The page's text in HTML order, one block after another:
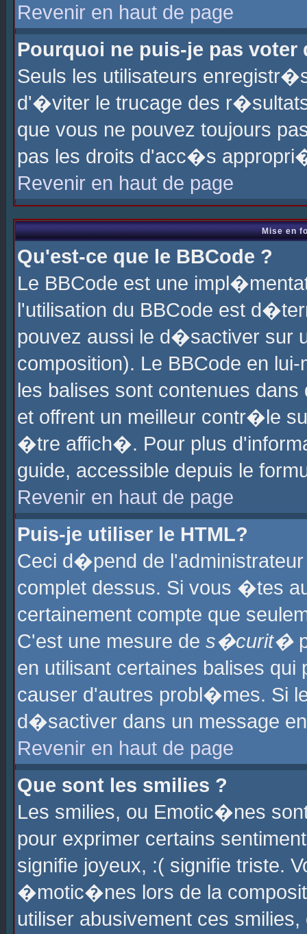
Revenir en haut de page
Pourquoi ne puis-je pas voter
Seuls les utilisateurs
d'�viter le trucage des
que vous ne pouvez toujours
pas les droits d'acc�s
Revenir en haut de page
Mise en
Qu'est-ce que le BBCode ?
Le BBCode est une
l'utilisation du BBCode est
pouvez aussi le d�sactiver sur
composition). Le BBCode en
les balises sont contenues
et offrent un meilleur contr�le
�tre affich�. Pour plus
guide, accessible depuis le
Revenir en haut de page
Puis-je utiliser le HTML?
Ceci d�pend de
complet dessus. Si vous �tes
certainement compte que
C'est une mesure de s�curit�
en utilisant certaines balises
causer d'autres probl�mes. Si
d�sactiver dans un message
Revenir en haut de page
Que sont les smilies ?
Les smilies, ou Emotic�nes
pour exprimer certains
signifie joyeux, :( signifie triste.
�motic�nes lors de la
utiliser abusivement ces